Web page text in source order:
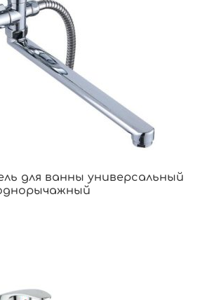
для ванны универсальный